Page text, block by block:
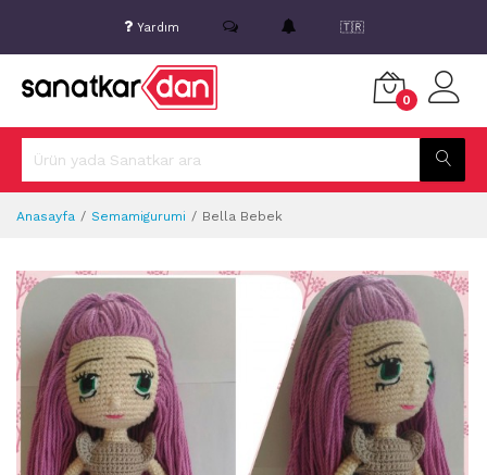
Yardım 🇹🇷
0
Anasayfa Semamigurumi Bella Bebek